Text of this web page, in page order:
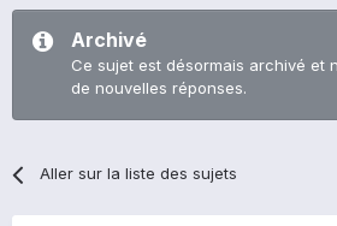
Archivé
Ce sujet est désormais archivé et
de nouvelles réponses.
Aller sur la liste des sujets